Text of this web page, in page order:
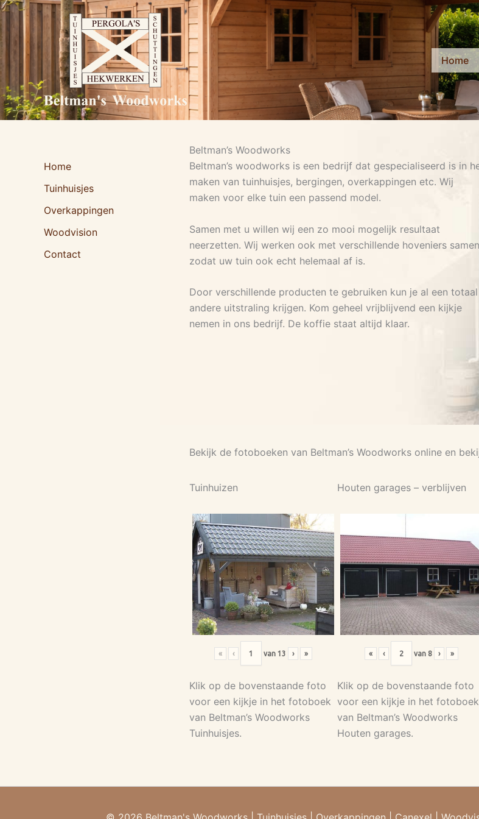
Ga
de
inhoud
Home
Home
Tuinhuisjes
Overkappingen
Woodvision
Contact
Beltman’s Woodworks
Beltman’s woodworks is een bedrijf dat gespecialiseerd is in
maken van tuinhuisjes, bergingen, overkappingen etc. Wij
maken voor elke tuin een passend model.
Samen met u willen wij een zo mooi mogelijk resultaat
neerzetten. Wij werken ook met verschillende hoveniers samen
zodat uw tuin ook echt helemaal af is.
Door verschillende producten te gebruiken kun je al een totaal
andere uitstraling krijgen. Kom geheel vrijblijvend een kijkje
nemen in ons bedrijf. De koffie staat altijd klaar.
Bekijk de fotoboeken van Beltman’s Woodworks online en
Tuinhuizen
« ‹ van 13 › »
Klik op de bovenstaande foto
voor een kijkje in het fotoboek
van Beltman’s Woodworks
Tuinhuisjes.
Houten garages – verblijven
« ‹ van 8 › »
Klik op de bovenstaande foto
voor een kijkje in het fotoboek
van Beltman’s Woodworks
Houten garages.